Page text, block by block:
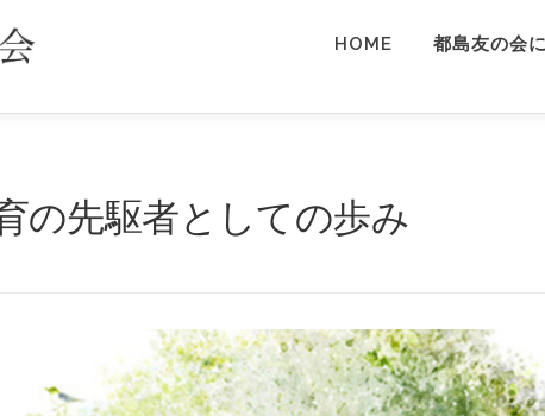
HOME 都島友の会
の先駆者としての歩み